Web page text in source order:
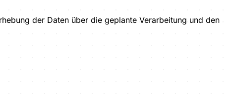
der Daten über die geplante Verarbeitung und den